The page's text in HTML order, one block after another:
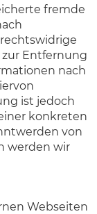
fremde
Entfernung
nach
ist jedoch
konkreten
von
werden wir
Webseiten